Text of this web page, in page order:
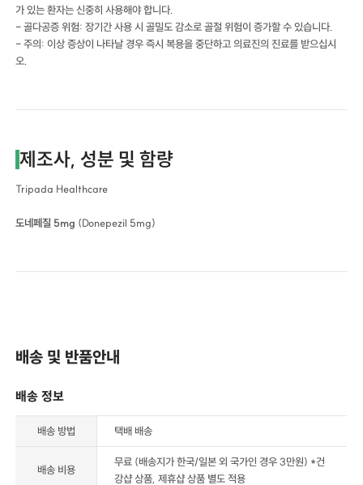
가 있는 환자는 신중히 사용해야 합니다.
- 골다공증 위험: 장기간 사용 시 골밀도 감소로 골절 위험이 증가할 수 있습니다.
- 주의: 이상 증상이 나타날 경우 즉시 복용을 중단하고 의료진의 진료를 받으십시
오.
제조사, 성분 및 함량
Tripada Healthcare
도네페질 5mg (Donepezil 5mg)
배송 및 반품안내
배송 정보
배송 방법 택배 배송
배송 비용
무료 (배송지가 한국/일본 외 국가인 경우 3만원) *건
강샵 상품, 제휴샵 상품 별도 적용